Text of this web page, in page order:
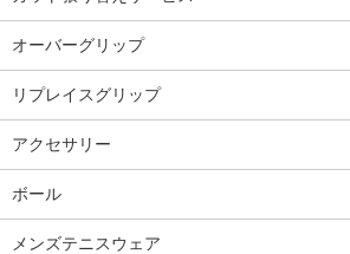
オーバーグリップ
リプレイスグリップ
アクセサリー
ボール
メンズテニスウェア